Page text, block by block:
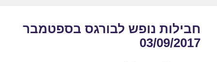
חבילות נופש לבורגס בספטמבר
03/09/2017